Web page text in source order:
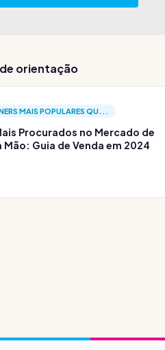
orientação
MAIS POPULARES QU...
Procurados no Mercado de
Mão: Guia de Venda em 2024